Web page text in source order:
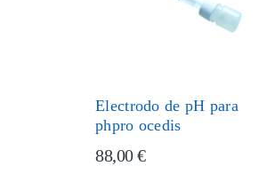
Electrodo de pH para
phpro ocedis
88,00 €